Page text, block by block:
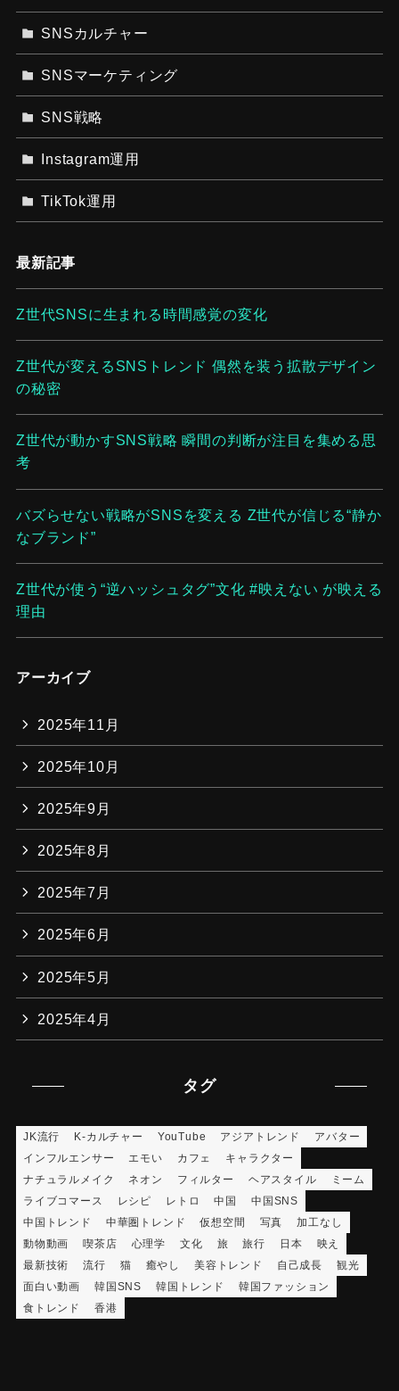
SNSカルチャー
SNSマーケティング
SNS戦略
Instagram運用
TikTok運用
最新記事
Z世代SNSに生まれる時間感覚の変化
Z世代が変えるSNSトレンド 偶然を装う拡散デザイン
の秘密
Z世代が動かすSNS戦略 瞬間の判断が注目を集める思
考
バズらせない戦略がSNSを変える Z世代が信じる“静か
なブランド”
Z世代が使う“逆ハッシュタグ”文化 #映えない が映える
理由
アーカイブ
2025年11月
2025年10月
2025年9月
2025年8月
2025年7月
2025年6月
2025年5月
2025年4月
タグ
JK流行 K-カルチャー YouTube アジアトレンド
アバター
インフルエンサー
エモい カフェ
キャラクター
ナチュラルメイク
ネオン フィルター ヘアスタイル
ミーム
ライブコマース
レシピ レトロ 中国
中国SNS
中国トレンド
中華圏トレンド 仮想空間 写真
加工なし
動物動画
喫茶店 心理学 文化 旅 旅行 日本
映え
最新技術
流行 猫 癒やし 美容トレンド 自己成長
観光
面白い動画
韓国SNS 韓国トレンド
韓国ファッション
食トレンド
香港